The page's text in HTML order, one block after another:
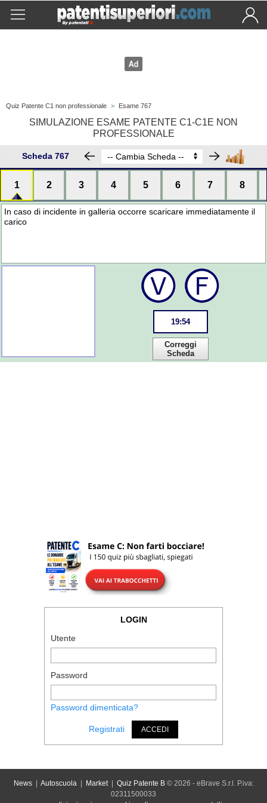
Quiz Patente C1 non professionale > Esame 767
SIMULAZIONE ESAME PATENTE C1-C1E NON
PROFESSIONALE
Scheda 767
1 2 3 4 5 6 7 8
In caso di incidente in galleria occorre scaricare immediatamente il
carico
19:54
Correggi
Scheda
LOGIN
Utente
Password
Password dimenticata?
Registrati ACCEDI
News| Autoscuola| Market| Quiz Patente B© 2026 - eBrave S.r.l. P.iva:
02311500033